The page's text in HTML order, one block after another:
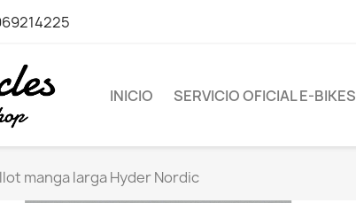
INICIO SERVICIO OFICIAL E-BIKES
manga larga Hyder Nordic